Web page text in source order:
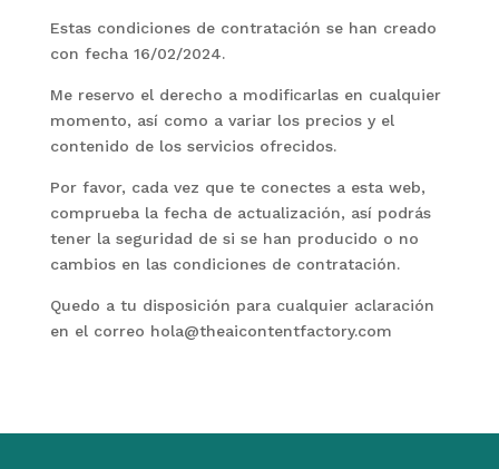
Estas condiciones de contratación se han creado
con fecha 16/02/2024.
Me reservo el derecho a modificarlas en cualquier
momento, así como a variar los precios y el
contenido de los servicios ofrecidos.
Por favor, cada vez que te conectes a esta web,
comprueba la fecha de actualización, así podrás
tener la seguridad de si se han producido o no
cambios en las condiciones de contratación.
Quedo a tu disposición para cualquier aclaración
en el correo hola@theaicontentfactory.com